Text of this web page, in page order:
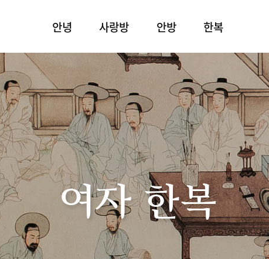
안녕 사랑방 안방 한복
여자 한복